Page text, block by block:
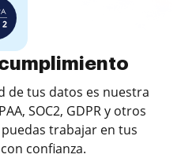
de tus datos es nuestra
SOC2, GDPR y otros
trabajar en tus
confianza.